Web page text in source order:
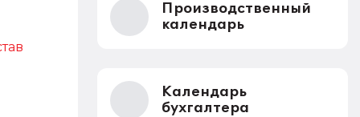
Производственный
календарь
Календарь
бухгалтера